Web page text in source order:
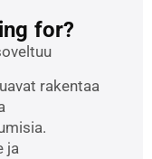
for?
rakentaa
ja